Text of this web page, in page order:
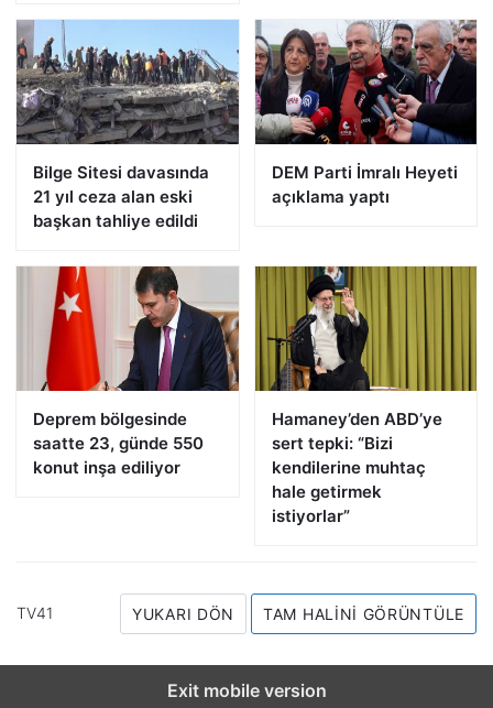
Bilge Sitesi davasında
21 yıl ceza alan eski
başkan tahliye edildi
DEM Parti İmralı Heyeti
açıklama yaptı
Deprem bölgesinde
saatte 23, günde 550
konut inşa ediliyor
Hamaney’den ABD’ye
sert tepki: “Bizi
kendilerine muhtaç
hale getirmek
istiyorlar”
TV41 YUKARI DÖN TAM HALINI GÖRÜNTÜLE
Exit mobile version